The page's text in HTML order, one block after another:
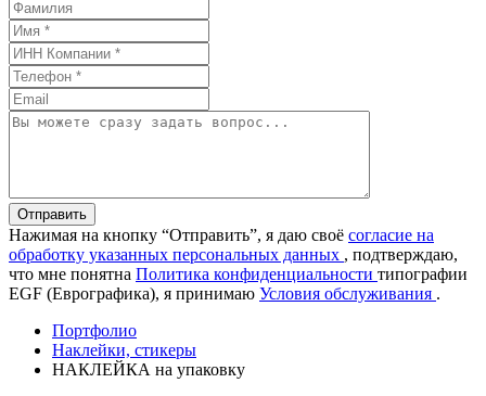
Отправить
Нажимая на кнопку “Отправить”, я даю своё согласие на
обработку указанных персональных данных , подтверждаю,
что мне понятна Политика конфиденциальности типографии
EGF (Еврографика), я принимаю Условия обслуживания .
Портфолио
Наклейки, стикеры
НАКЛЕЙКА на упаковку